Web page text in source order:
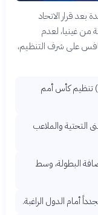
2025 أزمة متصاعدة بعد قرار الاتحاد
من غينيا، لعدم
على شرف التنظيم،
تنظيم كأس أمم
التحتية والملاعب
البطولة، وسط
أمام الدول الراغبة.